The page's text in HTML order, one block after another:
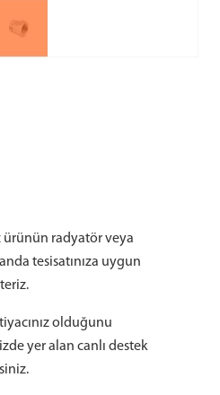
radyatör veya
tesisatınıza uygun
olduğunu
yer alan canlı destek